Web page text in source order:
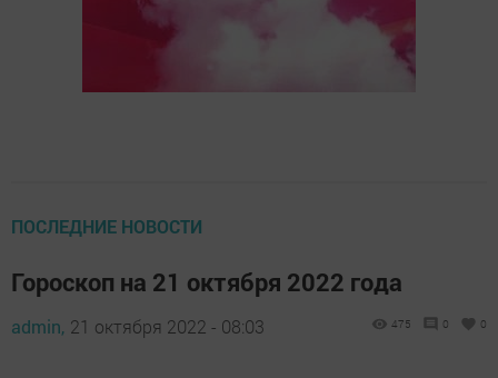
ПОСЛЕДНИЕ НОВОСТИ
Гороскоп на 21 октября 2022 года
admin, 21 октября 2022 - 08:03 475 0 0